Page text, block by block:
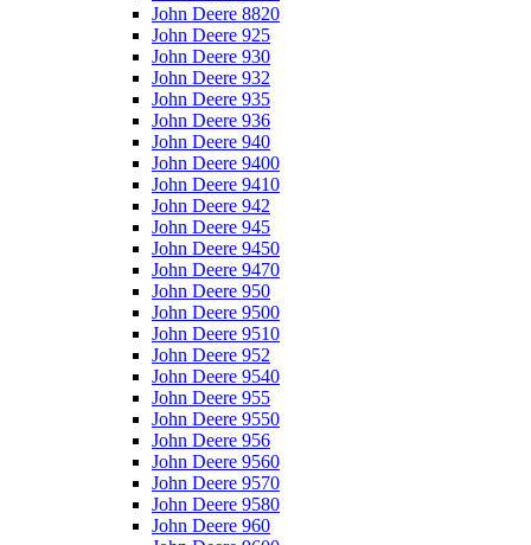
John Deere 8820
John Deere 925
John Deere 930
John Deere 932
John Deere 935
John Deere 936
John Deere 940
John Deere 9400
John Deere 9410
John Deere 942
John Deere 945
John Deere 9450
John Deere 9470
John Deere 950
John Deere 9500
John Deere 9510
John Deere 952
John Deere 9540
John Deere 955
John Deere 9550
John Deere 956
John Deere 9560
John Deere 9570
John Deere 9580
John Deere 960